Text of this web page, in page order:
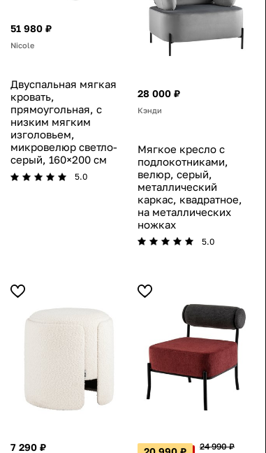
51 980 ₽
Nicole
Двуспальная мягкая
кровать,
прямоугольная, с
низким мягким
изголовьем,
микровелюр светло-
серый, 160×200 см
5.0
28 000 ₽
Кэнди
Мягкое кресло с
подлокотниками,
велюр, серый,
металлический
каркас, квадратное,
на металлических
ножках
5.0
7 290 ₽
24 990 ₽